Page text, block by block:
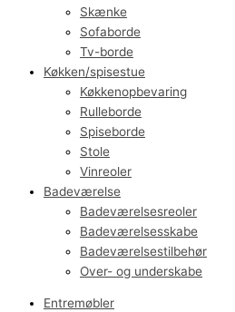
Skænke
Sofaborde
Tv-borde
Køkken/spisestue
Køkkenopbevaring
Rulleborde
Spiseborde
Stole
Vinreoler
Badeværelse
Badeværelsesreoler
Badeværelsesskabe
Badeværelsestilbehør
Over- og underskabe
Entremøbler